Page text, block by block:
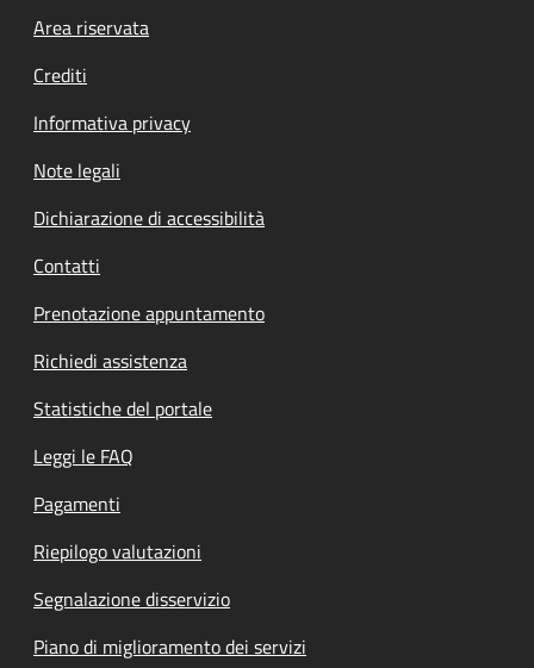
Footer menu
Area riservata
Crediti
Informativa privacy
Note legali
Dichiarazione di accessibilità
Contatti
Prenotazione appuntamento
Richiedi assistenza
Statistiche del portale
Leggi le FAQ
Pagamenti
Riepilogo valutazioni
Segnalazione disservizio
Piano di miglioramento dei servizi